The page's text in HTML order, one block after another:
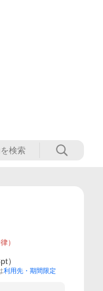
）
pt）
利用先・期間限定